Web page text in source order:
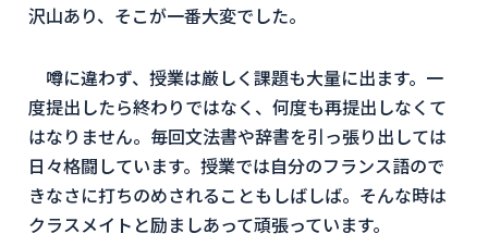
沢山あり、そこが一番大変でした。
噂に違わず、授業は厳しく課題も大量に出ます。一
度提出したら終わりではなく、何度も再提出しなくて
はなりません。毎回文法書や辞書を引っ張り出しては
日々格闘しています。授業では自分のフランス語ので
きなさに打ちのめされることもしばしば。そんな時は
クラスメイトと励ましあって頑張っています。